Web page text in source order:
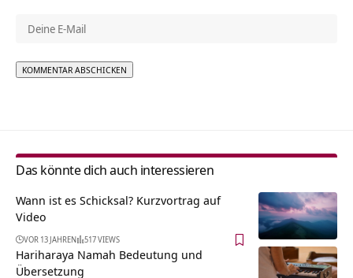
Das könnte dich auch interessieren
Wann ist es Schicksal? Kurzvortrag auf
Video
VOR 13 JAHREN 517 VIEWS
Hariharaya Namah Bedeutung und
Übersetzung